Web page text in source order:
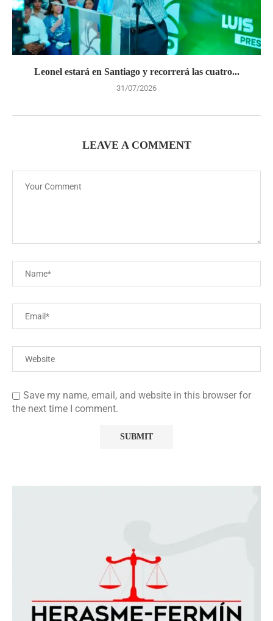
Leonel estará en Santiago y recorrerá las cuatro...
31/07/2026
LEAVE A COMMENT
Save my name, email, and website in this browser for
the next time I comment.